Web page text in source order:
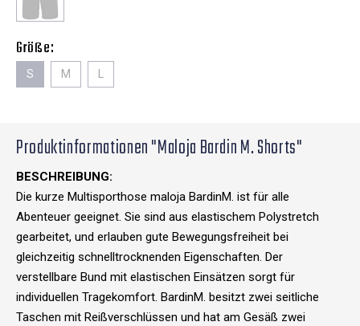
Größe:
S M L
Produktinformationen "Maloja Bardin M. Shorts"
BESCHREIBUNG:
Die kurze Multisporthose maloja BardinM. ist für alle
Abenteuer geeignet. Sie sind aus elastischem Polystretch
gearbeitet, und erlauben gute Bewegungsfreiheit bei
gleichzeitig schnelltrocknenden Eigenschaften. Der
verstellbare Bund mit elastischen Einsätzen sorgt für
individuellen Tragekomfort. BardinM. besitzt zwei seitliche
Taschen mit Reißverschlüssen und hat am Gesäß zwei